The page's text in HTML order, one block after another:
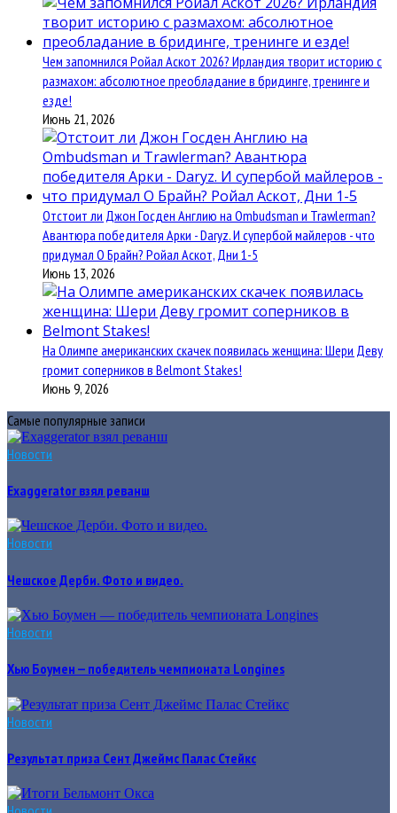
Чем запомнился Ройал Аскот 2026? Ирландия творит историю с
размахом: абсолютное преобладание в бридинге, тренинге и
езде!
Июнь 21, 2026
Отстоит ли Джон Госден Англию на Ombudsman и Trawlerman?
Авантюра победителя Арки - Daryz. И супербой майлеров - что
придумал О Брайн? Ройал Аскот, Дни 1-5
Июнь 13, 2026
На Олимпе американских скачек появилась женщина: Шери Деву
громит соперников в Belmont Stakes!
Июнь 9, 2026
Самые популярные записи
Новости
Exaggerator взял реванш
Новости
Чешское Дерби. Фото и видео.
Новости
Хью Боумен — победитель чемпионата Longines
Новости
Результат приза Сент Джеймс Палас Стейкс